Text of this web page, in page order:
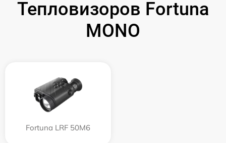
Тепловизоров Fortuna
MONO
Fortuna LRF 50M6